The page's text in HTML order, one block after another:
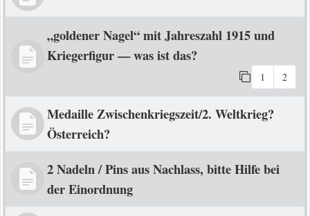
„goldener Nagel“ mit Jahreszahl 1915 und
Kriegerfigur — was ist das?
1 2
Medaille Zwischenkriegszeit/2. Weltkrieg?
Österreich?
2 Nadeln / Pins aus Nachlass, bitte Hilfe bei
der Einordnung